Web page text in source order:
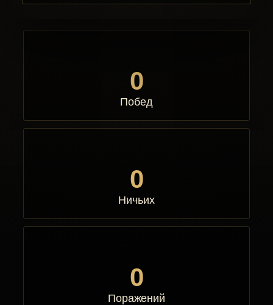
0
Побед
0
Ничьих
0
Поражений